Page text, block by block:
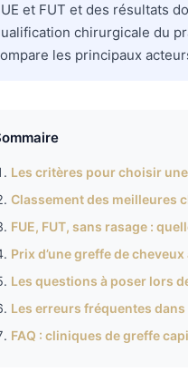
et FUT et des résultats
chirurgicale du
les principaux
Les critères pour choisir
Classement des meilleures
FUE, FUT, sans rasage :
Prix d’une greffe de
Les questions à poser lors
Les erreurs fréquentes
FAQ : cliniques de greffe